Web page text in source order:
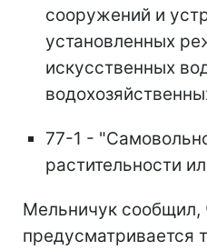
сооружений и
установленных
искусственных
77-1 -
растительности
Мельничук сообщил,
предусматривается